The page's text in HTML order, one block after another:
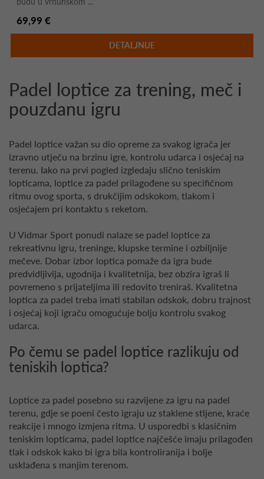
69,99 €
DETALJNIJE
Padel loptice za trening, meč i
pouzdanu igru
Padel loptice važan su dio opreme za svakog igrača jer
izravno utječu na brzinu igre, kontrolu udarca i osjećaj na
terenu. Iako na prvi pogled izgledaju slično teniskim
lopticama, loptice za padel prilagođene su specifičnom
ritmu ovog sporta, s drukčijim odskokom, tlakom i
osjećajem pri kontaktu s reketom.
U Vidmar Sport ponudi nalaze se padel loptice za
rekreativnu igru, treninge, klupske termine i ozbiljnije
mečeve. Dobar izbor loptica pomaže da igra bude
predvidljivija, ugodnija i kvalitetnija, bez obzira igraš li
povremeno s prijateljima ili redovito treniraš. Kvalitetna
loptica za padel treba imati stabilan odskok, dobru trajnost
i osjećaj koji igraču omogućuje bolju kontrolu svakog
udarca.
Po čemu se padel loptice razlikuju od
teniskih loptica?
Loptice za padel posebno su razvijene za igru na padel
terenu, gdje se poeni često igraju uz staklene stijene, kraće
reakcije i mnogo izmjena ritma. U usporedbi s klasičnim
teniskim lopticama, padel loptice najčešće imaju prilagođen
tlak i odskok kako bi igra bila kontroliranija i bolje
usklađena s manjim terenom.